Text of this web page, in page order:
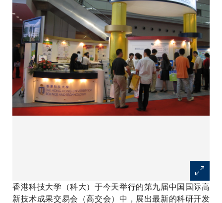
香港科技大学（科大）于今天举行的第九届中国国际高
新技术成果交易会（高交会）中，展出最新的科研开发